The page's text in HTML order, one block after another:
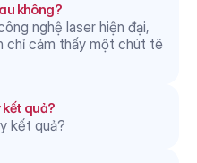
không?
nghệ laser hiện đại,
chỉ cảm thấy một chút tê
kết quả?
kết quả?